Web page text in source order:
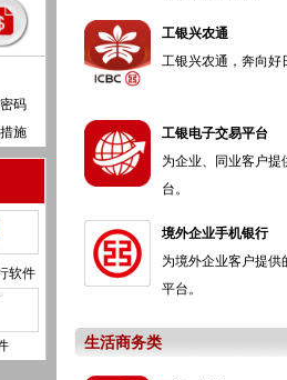
码
施
软件
工银兴农通
工银兴农通，奔向好
工银电子交易平台
为企业、同业客户提
台。
境外企业手机银行
为境外企业客户提供
平台。
生活商务类